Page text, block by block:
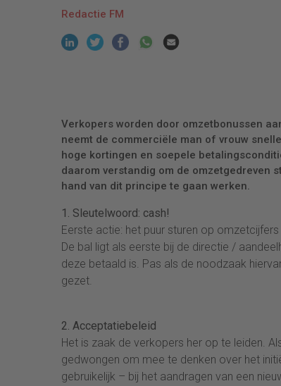
Redactie FM
Verkopers worden door omzetbonussen
neemt de commerciële man of vrouw
hoge kortingen en soepele
daarom verstandig om de omzetgedreven
hand van dit principe te gaan werken.
1. Sleutelwoord: cash!
Eerste actie: het puur sturen op
De bal ligt als eerste bij de directie /
deze betaald is. Pas als de noodzaak
gezet.
2. Acceptatiebeleid
Het is zaak de verkopers her op te leiden.
gedwongen om mee te denken over het
gebruikelijk – bij het aandragen van een